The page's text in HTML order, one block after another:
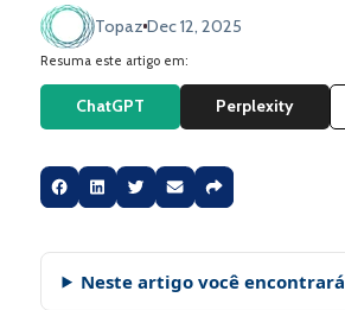
Topaz Dec 12, 2025
Resuma este artigo em:
ChatGPT Perplexity
Neste artigo você encontrará